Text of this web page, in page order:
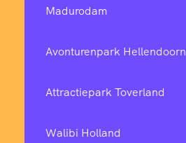
Madurodam
Avonturenpark Hellendoorn
Attractiepark Toverland
Walibi Holland